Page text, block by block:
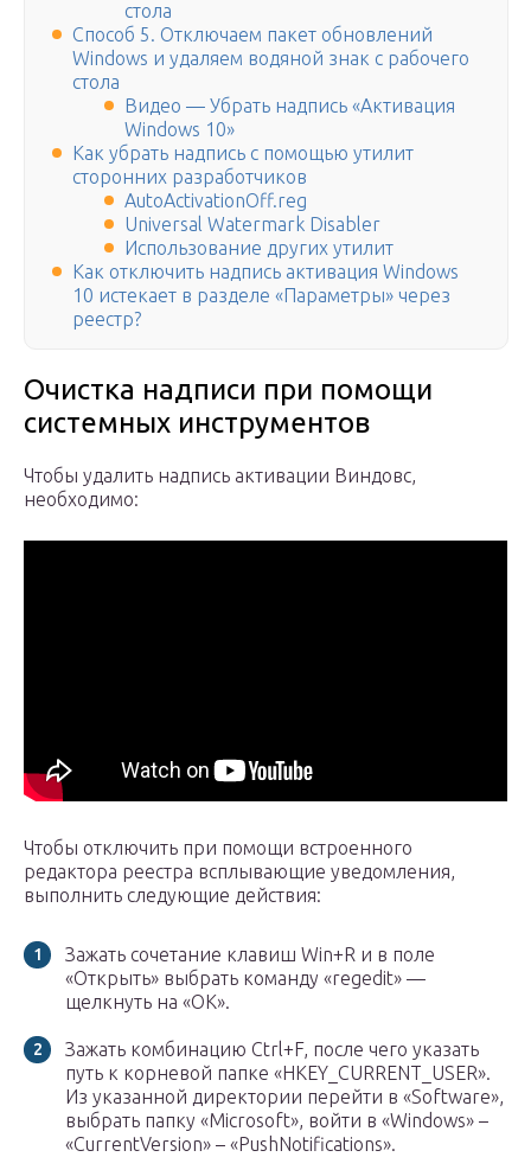
стола
Способ 5. Отключаем пакет обновлений
Windows и удаляем водяной знак с рабочего
стола
Видео — Убрать надпись «Активация
Windows 10»
Как убрать надпись с помощью утилит
сторонних разработчиков
AutoActivationOff.reg
Universal Watermark Disabler
Использование других утилит
Как отключить надпись активация Windows
10 истекает в разделе «Параметры» через
реестр?
Очистка надписи при помощи
системных инструментов
Чтобы удалить надпись активации Виндовс,
необходимо:
Чтобы отключить при помощи встроенного
редактора реестра всплывающие уведомления,
выполнить следующие действия:
Зажать сочетание клавиш Win+R и в поле
«Открыть» выбрать команду «regedit» —
щелкнуть на «ОК».
Зажать комбинацию Ctrl+F, после чего указать
путь к корневой папке «HKEY_CURRENT_USER».
Из указанной директории перейти в «Software»,
выбрать папку «Microsoft», войти в «Windows» –
«CurrentVersion» – «PushNotifications».